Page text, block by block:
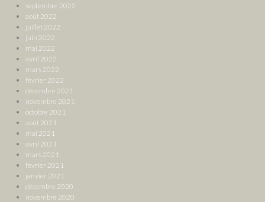
septembre 2022
août 2022
juillet 2022
juin 2022
mai 2022
avril 2022
mars 2022
février 2022
décembre 2021
novembre 2021
octobre 2021
août 2021
mai 2021
avril 2021
mars 2021
février 2021
janvier 2021
décembre 2020
novembre 2020